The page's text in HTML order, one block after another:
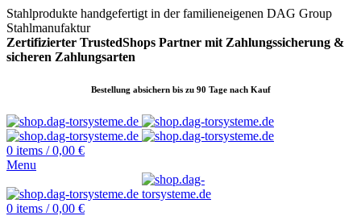
Stahlprodukte handgefertigt in der familieneigenen DAG Group
Stahlmanufaktur
Zertifizierter TrustedShops Partner mit Zahlungssicherung &
sicheren Zahlungsarten
Bestellung absichern bis zu 90 Tage nach Kauf
0 items / 0,00 €
Menu
0 items / 0,00 €